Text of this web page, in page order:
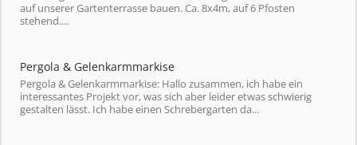
auf unserer Gartenterrasse bauen. Ca. 8x4m, auf 6 Pfosten
stehend....
Pergola & Gelenkarmmarkise
Pergola & Gelenkarmmarkise: Hallo zusammen, ich habe ein
interessantes Projekt vor, was sich aber leider etwas schwierig
gestalten lässt. Ich habe einen Schrebergarten da...